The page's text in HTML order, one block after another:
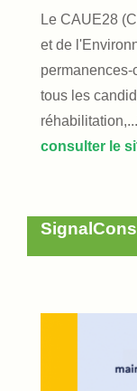
Le CAUE28
et de
permanences-
tous les
consulter le si